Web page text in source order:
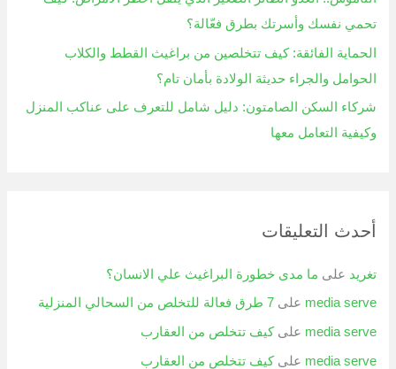
تحمي نفسك وأسرتك بطرق فعّالة؟
الحماية الفائقة: كيف تتخلصين من براغيث القطط والكلاب
الحوامل والجراء حديثة الولادة بأمان تام؟
شركاء السكن الصامتون: دليل شامل للتعرف على عناكب المنزل
وكيفية التعامل معها
أحدث التعليقات
تغريد على ما مدى خطورة البراغيث علي الانسان؟
media serve على7 طرق فعالة للتخلص من السحالي المنزلية
media serve علىكيف تتخلص من العقارب
media serve علىكيف تتخلص من العقارب